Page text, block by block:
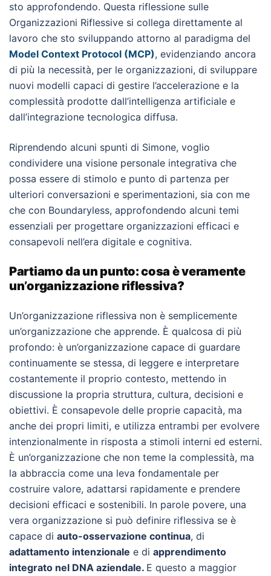
sto approfondendo. Questa riflessione sulle
Organizzazioni Riflessive si collega direttamente al
lavoro che sto sviluppando attorno al paradigma del
Model Context Protocol (MCP), evidenziando ancora
di più la necessità, per le organizzazioni, di sviluppare
nuovi modelli capaci di gestire l’accelerazione e la
complessità prodotte dall’intelligenza artificiale e
dall’integrazione tecnologica diffusa.
Riprendendo alcuni spunti di Simone, voglio
condividere una visione personale integrativa che
possa essere di stimolo e punto di partenza per
ulteriori conversazioni e sperimentazioni, sia con me
che con Boundaryless, approfondendo alcuni temi
essenziali per progettare organizzazioni efficaci e
consapevoli nell’era digitale e cognitiva.
Partiamo da un punto: cosa è veramente
un’organizzazione riflessiva?
Un’organizzazione riflessiva non è semplicemente
un’organizzazione che apprende. È qualcosa di più
profondo: è un’organizzazione capace di guardare
continuamente se stessa, di leggere e interpretare
costantemente il proprio contesto, mettendo in
discussione la propria struttura, cultura, decisioni e
obiettivi. È consapevole delle proprie capacità, ma
anche dei propri limiti, e utilizza entrambi per evolvere
intenzionalmente in risposta a stimoli interni ed esterni.
È un’organizzazione che non teme la complessità, ma
la abbraccia come una leva fondamentale per
costruire valore, adattarsi rapidamente e prendere
decisioni efficaci e sostenibili. In parole povere, una
vera organizzazione si può definire riflessiva se è
capace di auto-osservazione continua, di
adattamento intenzionale e di apprendimento
integrato nel DNA aziendale. E questo a maggior